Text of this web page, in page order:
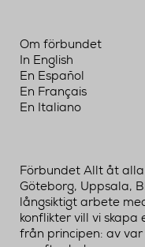
Om förbundet
In English
En Español
En Français
En Italiano
Förbundet Allt åt alla
Göteborg, Uppsala,
långsiktigt arbete
konflikter vill vi
från principen: av